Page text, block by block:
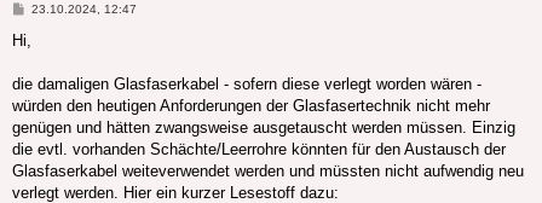
Beitrag
23.10.2024, 12:47
Hi,
die damaligen Glasfaserkabel - sofern diese verlegt worden wären -
würden den heutigen Anforderungen der Glasfasertechnik nicht mehr
genügen und hätten zwangsweise ausgetauscht werden müssen. Einzig
die evtl. vorhanden Schächte/Leerrohre könnten für den Austausch der
Glasfaserkabel weiteverwendet werden und müssten nicht aufwendig neu
verlegt werden. Hier ein kurzer Lesestoff dazu: